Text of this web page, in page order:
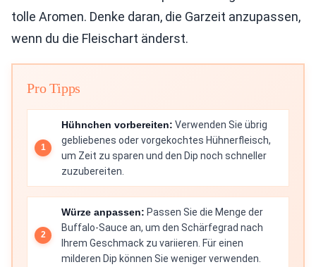
tolle Aromen. Denke daran, die Garzeit anzupassen,
wenn du die Fleischart änderst.
Pro Tipps
Hühnchen vorbereiten: Verwenden Sie übrig
gebliebenes oder vorgekochtes Hühnerfleisch,
um Zeit zu sparen und den Dip noch schneller
zuzubereiten.
Würze anpassen: Passen Sie die Menge der
Buffalo-Sauce an, um den Schärfegrad nach
Ihrem Geschmack zu variieren. Für einen
milderen Dip können Sie weniger verwenden.